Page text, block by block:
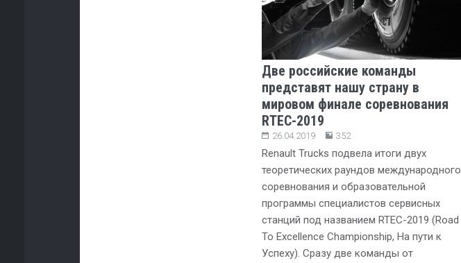
Две российские команды
представят нашу страну в
мировом финале соревнования
RTEC-2019
26.04.2019 352
Renault Trucks подвела итоги двух
теоретических раундов международного
соревнования и образовательной
программы специалистов сервисных
станций под названием RTEC-2019 (Road
To Excellence Championship, На пути к
Успеху). Сразу две команды от